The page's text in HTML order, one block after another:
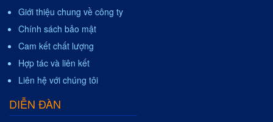
Giới thiệu chung về công ty
Chính sách bảo mật
Cam kết chất lượng
Hợp tác và liên kết
Liên hệ với chúng tôi
DIỄN ĐÀN